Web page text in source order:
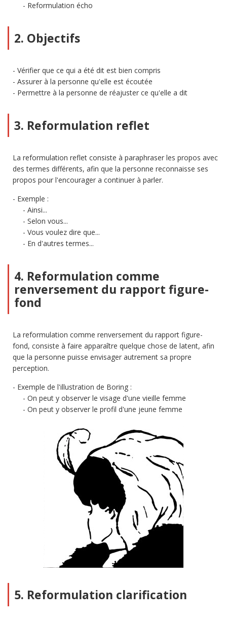
Reformulation écho
2. Objectifs
Vérifier que ce qui a été dit est bien compris
Assurer à la personne qu'elle est écoutée
Permettre à la personne de réajuster ce qu'elle a dit
3. Reformulation reflet
La reformulation reflet consiste à paraphraser les propos avec
des termes différents, afin que la personne reconnaisse ses
propos pour l'encourager a continuer à parler.
Exemple :
Ainsi...
Selon vous...
Vous voulez dire que...
En d'autres termes...
4. Reformulation comme
renversement du rapport figure-
fond
La reformulation comme renversement du rapport figure-
fond, consiste à faire apparaître quelque chose de latent, afin
que la personne puisse envisager autrement sa propre
perception.
Exemple de l'illustration de Boring :
On peut y observer le visage d'une vieille femme
On peut y observer le profil d'une jeune femme
5. Reformulation clarification